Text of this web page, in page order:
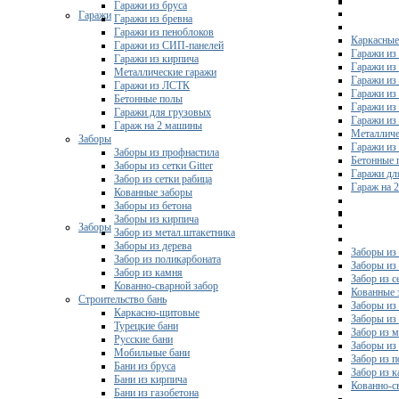
Гаражи
Гаражи из
Гаражи из
Гаражи из
Гаражи из
Гаражи
Гаражи из
Гаражи
Бетонные
Гаражи
Гараж на
Заборы
Заборы из
Заборы из
Забор из
Кованные
Заборы из
Заборы из
Забор из
Заборы из
Забор из
Забор из
Кованно-
Гаражи из бруса
Гаражи из бревна
Гаражи из пеноблоков
Гаражи из СИП-панелей
Гаражи из кирпича
Металлические гаражи
Гаражи из ЛСТК
Бетонные полы
Гаражи для грузовых
Гараж на 2 машины
Заборы
Заборы из профнастила
Заборы из сетки Gitter
Забор из сетки рабица
Кованные заборы
Заборы из бетона
Заборы из кирпича
Забор из метал.штакетника
Заборы из дерева
Забор из поликарбоната
Забор из камня
Кованно-сварной забор
Строительство бань
Каркасно-щитовые
Турецкие бани
Русские бани
Мобильные бани
Бани из бруса
Бани из кирпича
Бани из газобетона